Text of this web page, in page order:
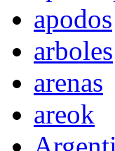
apodos
arboles
arenas
areok